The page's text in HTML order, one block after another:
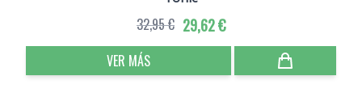
29,62 €
32,95 €
VER MÁS